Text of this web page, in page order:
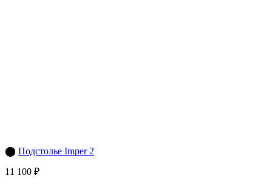
⬤ Подстолье Imper 2
11 100 ₽